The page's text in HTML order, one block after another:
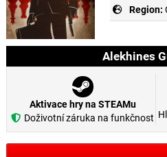
Region:
Alekhines
Aktivace hry na STEAMu
Doživotní záruka na funkčnost